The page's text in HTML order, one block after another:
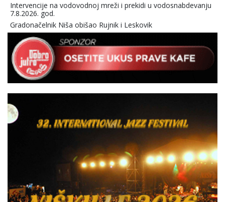
Intervencije na vodovodnoj mreži i prekidi u vodosnabdevanju
7.8.2026. god.
Gradonačelnik Niša obišao Rujnik i Leskovik